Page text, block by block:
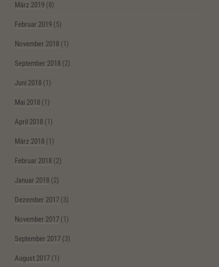
März 2019 (8)
Februar 2019 (5)
November 2018 (1)
September 2018 (2)
Juni 2018 (1)
Mai 2018 (1)
April 2018 (1)
März 2018 (1)
Februar 2018 (2)
Januar 2018 (2)
Dezember 2017 (3)
November 2017 (1)
September 2017 (3)
August 2017 (1)